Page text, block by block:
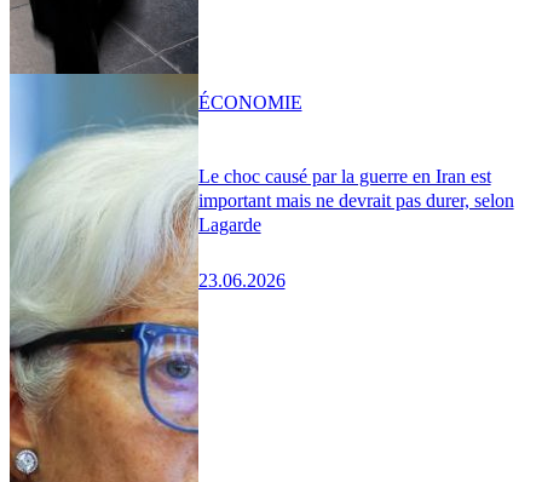
Le choc causé par la guerre en Iran est
important mais ne devrait pas durer, selon
Lagarde
23.06.2026
ÉCONOMIE